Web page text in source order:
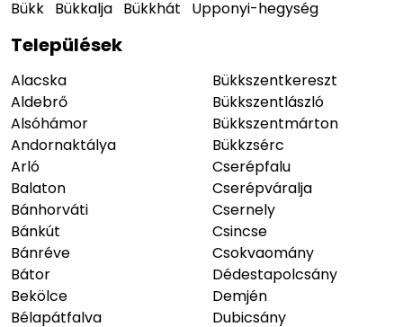
Bükk Bükkalja Bükkhát Upponyi-hegység
Települések
Alacska
Aldebrő
Alsóhámor
Andornaktálya
Arló
Balaton
Bánhorváti
Bánkút
Bánréve
Bátor
Bekölce
Bélapátfalva
Bükkszentkereszt
Bükkszentlászló
Bükkszentmárton
Bükkzsérc
Cserépfalu
Cserépváralja
Csernely
Csincse
Csokvaomány
Dédestapolcsány
Demjén
Dubicsány